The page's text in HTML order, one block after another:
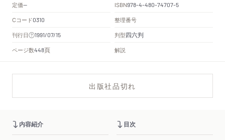
定価-- ISBN978-4-480-74707-5
Cコード0310
整理番号
刊行日
1991/07/15 判型四六判
ページ数448頁 解説
出版社品切れ
内容紹介 目次